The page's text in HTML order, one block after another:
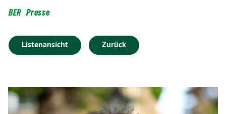
BER Presse
Listenansicht Zurück